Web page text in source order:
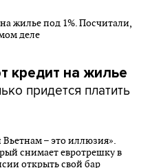
кредит на жилье
придется платить